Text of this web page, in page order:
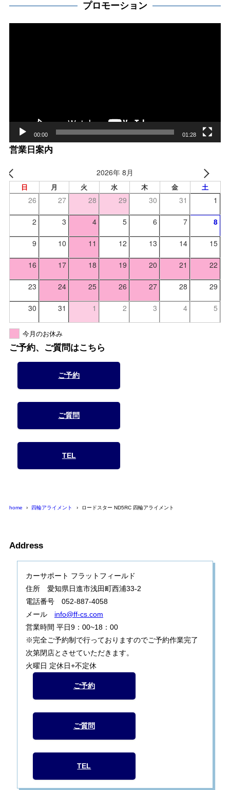
プロモーション
00:00 01:28
営業日案内
2026年 8月
日 月 火 水 木 金 土
26 27 28 29 30 31 1
2 3 4 5 6 7 8
9 10 11 12 13 14 15
16 17 18 19 20 21 22
23 24 25 26 27 28 29
30 31 1 2 3 4 5
今月のお休み
ご予約、ご質問はこちら
ご予約
ご質問
TEL
home 四輪アライメント ロードスター ND5RC 四輪アライメント
Address
カーサポート フラットフィールド
住所 愛知県日進市浅田町西浦33-2
電話番号 052-887-4058
メール info@ff-cs.com
営業時間 平日9：00~18：00
※完全ご予約制で行っておりますのでご予約作業完了
次第閉店とさせていただきます。
火曜日 定休日+不定休
ご予約
ご質問
TEL